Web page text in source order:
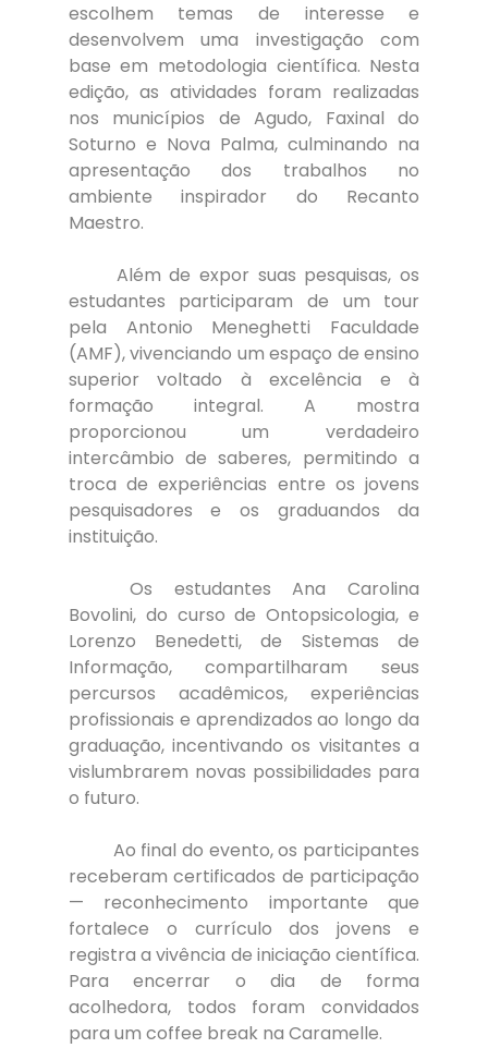
escolhem temas de interesse e
desenvolvem uma investigação com
base em metodologia científica. Nesta
edição, as atividades foram realizadas
nos municípios de Agudo, Faxinal do
Soturno e Nova Palma, culminando na
apresentação dos trabalhos no
ambiente inspirador do Recanto
Maestro.
estudantes participaram de um tour
pela Antonio Meneghetti Faculdade
(AMF), vivenciando um espaço de ensino
superior voltado à excelência e à
formação integral. A mostra
proporcionou um verdadeiro
intercâmbio de saberes, permitindo a
troca de experiências entre os jovens
pesquisadores e os graduandos da
instituição.
Bovolini, do curso de Ontopsicologia, e
Lorenzo Benedetti, de Sistemas de
Informação, compartilharam seus
percursos acadêmicos, experiências
profissionais e aprendizados ao longo da
graduação, incentivando os visitantes a
vislumbrarem novas possibilidades para
o futuro.
receberam certificados de participação
— reconhecimento importante que
fortalece o currículo dos jovens e
registra a vivência de iniciação científica.
Para encerrar o dia de forma
acolhedora, todos foram convidados
para um coffee break na Caramelle.